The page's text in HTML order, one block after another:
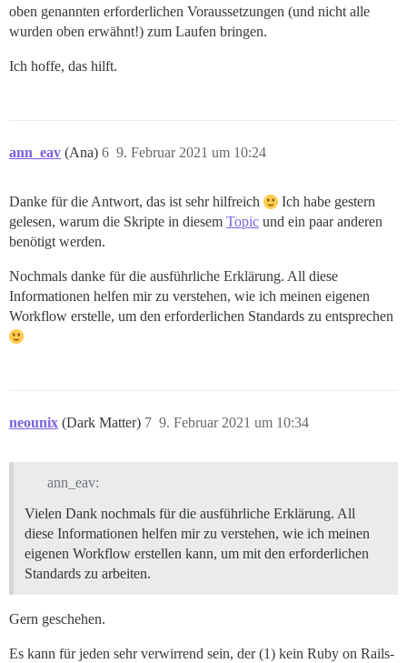
oben genannten erforderlichen Voraussetzungen (und nicht alle
wurden oben erwähnt!) zum Laufen bringen.
Ich hoffe, das hilft.
ann_eav (Ana) 9. Februar 2021 um 10:24
6
Danke für die Antwort, das ist sehr hilfreich
Ich habe gestern
gelesen, warum die Skripte in diesem Topic und ein paar anderen
benötigt werden.
Nochmals danke für die ausführliche Erklärung. All diese
Informationen helfen mir zu verstehen, wie ich meinen eigenen
Workflow erstelle, um den erforderlichen Standards zu entsprechen
neounix (Dark Matter) 9. Februar 2021 um 10:34
7
ann_eav:
Vielen Dank nochmals für die ausführliche Erklärung. All
diese Informationen helfen mir zu verstehen, wie ich meinen
eigenen Workflow erstellen kann, um mit den erforderlichen
Standards zu arbeiten.
Gern geschehen.
Es kann für jeden sehr verwirrend sein, der (1) kein Ruby on Rails-